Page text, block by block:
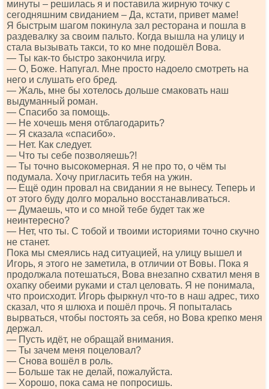
минуты – решилась я и поставила жирную точку с
сегодняшним свиданием – Да, кстати, привет маме!
Я быстрым шагом покинула зал ресторана и пошла в
раздевалку за своим пальто. Когда вышла на улицу и
стала вызывать такси, то ко мне подошёл Вова.
— Ты как-то быстро закончила игру.
— О, Боже. Напугал. Мне просто надоело смотреть на
него и слушать его бред.
— Жаль, мне бы хотелось дольше смаковать наш
выдуманный роман.
— Спасибо за помощь.
— Не хочешь меня отблагодарить?
— Я сказала «спасибо».
— Нет. Как следует.
— Что ты себе позволяешь?!
— Ты точно высокомерная. Я не про то, о чём ты
подумала. Хочу пригласить тебя на ужин.
— Ещё один провал на свидании я не вынесу. Теперь и
от этого буду долго морально восстанавливаться.
— Думаешь, что и со мной тебе будет так же
неинтересно?
— Нет, что ты. С тобой и твоими историями точно скучно
не станет.
Пока мы смеялись над ситуацией, на улицу вышел и
Игорь, я этого не заметила, в отличии от Вовы. Пока я
продолжала потешаться, Вова внезапно схватил меня в
охапку обеими руками и стал целовать. Я не понимала,
что происходит. Игорь фыркнул что-то в наш адрес, тихо
сказал, что я шлюха и пошёл прочь. Я попыталась
вырваться, чтобы постоять за себя, но Вова крепко меня
держал.
— Пусть идёт, не обращай внимания.
— Ты зачем меня поцеловал?
— Снова вошёл в роль.
— Больше так не делай, пожалуйста.
— Хорошо, пока сама не попросишь.